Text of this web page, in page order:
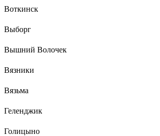
Воткинск
Выборг
Вышний Волочек
Вязники
Вязьма
Геленджик
Голицыно